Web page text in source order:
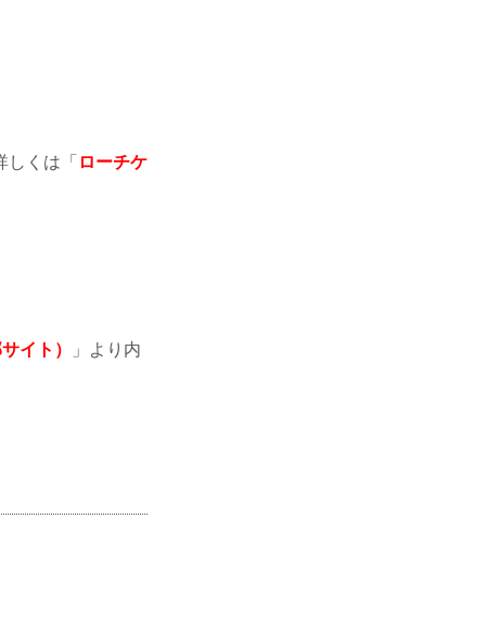
くは「 ローチケ
イト） 」より内